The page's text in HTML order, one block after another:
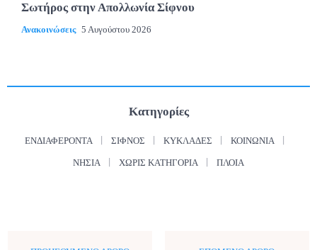
Σωτήρος στην Απολλωνία Σίφνου
Ανακοινώσεις 5 Αυγούστου 2026
Κατηγορίες
ΕΝΔΙΑΦΈΡΟΝΤΑ ΣΊΦΝΟΣ ΚΥΚΛΆΔΕΣ ΚΟΙΝΩΝΊΑ
ΝΗΣΙΆ ΧΩΡΊΣ ΚΑΤΗΓΟΡΊΑ ΠΛΟΊΑ